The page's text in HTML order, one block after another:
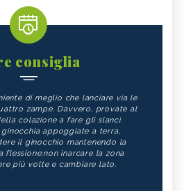
consiglia
di meglio che lanciare via le
zampe. Davvero, provate al
colazione a fare gli slanci.
ginocchia appoggiate a terra,
il ginocchio mantenendo la
flessione;non inarcare la zona
più volte e cambiare lato.